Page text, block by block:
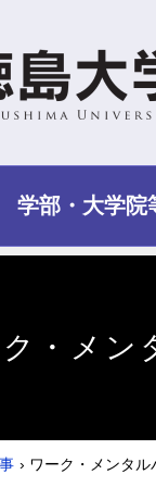
学部・大学院
・メン
› ワーク・メンタ